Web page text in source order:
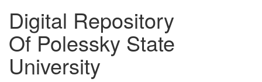
Digital Repository
Of Polessky State
University